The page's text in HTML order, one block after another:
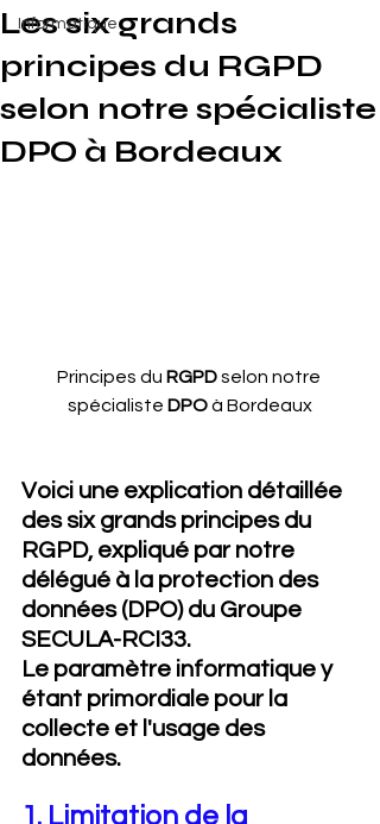
Informatique
Les six grands
principes du RGPD
selon notre spécialiste
DPO à Bordeaux
Principes du RGPD selon notre
spécialiste DPO à Bordeaux
Voici une explication détaillée
des six grands principes du
RGPD, expliqué par notre
délégué à la protection des
données (DPO) du Groupe
SECULA-RCI33.
Le paramètre informatique y
étant primordiale pour la
collecte et l'usage des
données.
1. Limitation de la